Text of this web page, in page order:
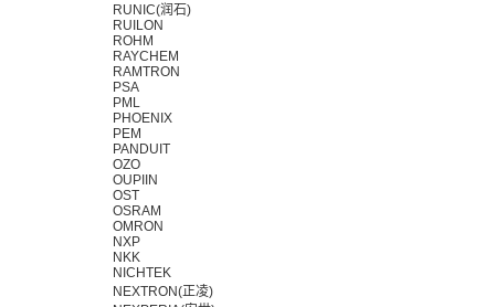
RUNIC(润石)
RUILON
ROHM
RAYCHEM
RAMTRON
PSA
PML
PHOENIX
PEM
PANDUIT
OZO
OUPIIN
OST
OSRAM
OMRON
NXP
NKK
NICHTEK
NEXTRON(正凌)